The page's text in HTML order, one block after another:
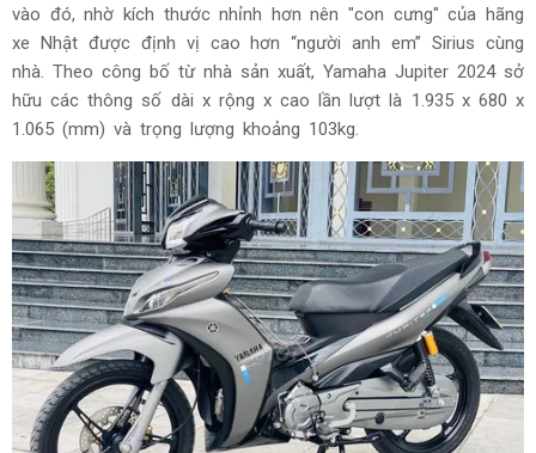
vào đó, nhờ kích thước nhỉnh hơn nên "con cưng" của hãng
xe Nhật được định vị cao hơn “người anh em” Sirius cùng
nhà. Theo công bố từ nhà sản xuất, Yamaha Jupiter 2024 sở
hữu các thông số dài x rộng x cao lần lượt là 1.935 x 680 x
1.065 (mm) và trọng lượng khoảng 103kg.